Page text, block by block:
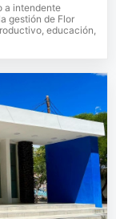
a intendente
gestión de Flor
educación,